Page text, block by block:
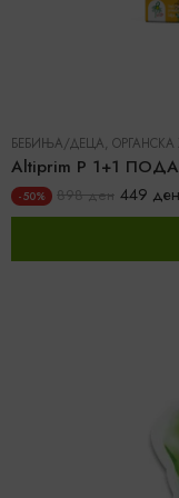
БЕБИЊА/ДЕЦА
Altiprim P 1+1
-50% 898ден 449 ден